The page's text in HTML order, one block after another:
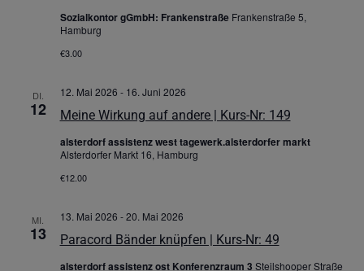
Sozialkontor gGmbH: Frankenstraße Frankenstraße 5,
Hamburg
€3.00
DI.
12 Meine Wirkung auf andere | Kurs-Nr: 149
12. Mai 2026 - 16. Juni 2026
alsterdorf assistenz west tagewerk.alsterdorfer markt
Alsterdorfer Markt 16, Hamburg
€12.00
MI.
13 Paracord Bänder knüpfen | Kurs-Nr: 49
13. Mai 2026 -20. Mai 2026
alsterdorf assistenz ost Konferenzraum 3 Steilshooper Straße